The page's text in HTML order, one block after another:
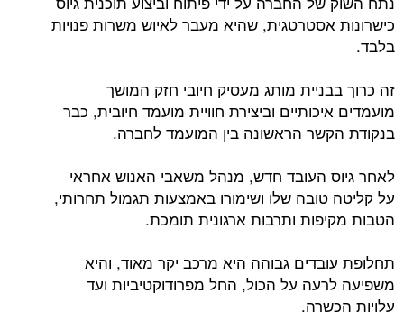
כישרונות אסטרטגית, שהיא מעבר לאיוש משרות פנויות
בלבד.
זה כרוך בבניית מותג מעסיק חיובי חזק המושך
מועמדים איכותיים וביצירת חוויית מועמד חיובית, כבר
בנקודת הקשר הראשונה בין המועמד לחברה.
לאחר גיוס העובד חדש, מנהל משאבי האנוש אחראי
על קליטה טובה שלו ושימורו באמצעות תגמול תחרותי,
הטבות מקיפות ותרבות ארגונית תומכת.
תחלופת עובדים גבוהה היא מרכב יקר מאוד, והיא
משפיעה לרעה על הכול, החל מפרודוקטיביות ועד
עלויות הכשרה.